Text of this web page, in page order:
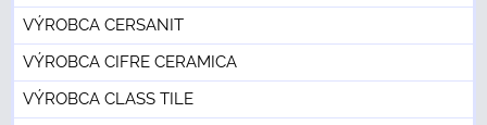
VÝROBCA CERSANIT
VÝROBCA CIFRE CERAMICA
VÝROBCA CLASS TILE